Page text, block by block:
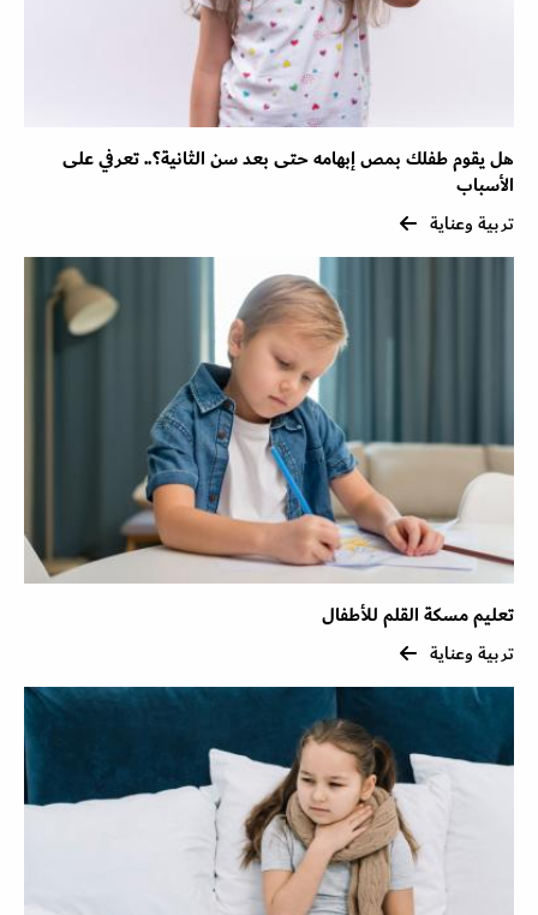
هل يقوم طفلك بمص إبهامه حتى بعد سن الثانية؟.. تعرفي على
الأسباب
تربية وعناية
تعليم مسكة القلم للأطفال
تربية وعناية